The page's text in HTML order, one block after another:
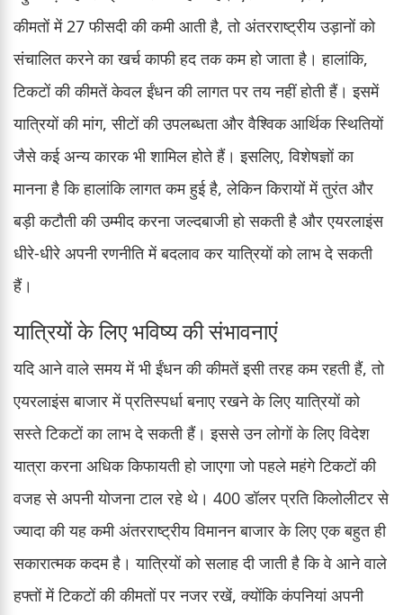
कीमतों में 27 फीसदी की कमी आती है, तो अंतरराष्ट्रीय उड़ानों को
संचालित करने का खर्च काफी हद तक कम हो जाता है। हालांकि,
टिकटों की कीमतें केवल ईंधन की लागत पर तय नहीं होती हैं। इसमें
यात्रियों की मांग, सीटों की उपलब्धता और वैश्विक आर्थिक स्थितियों
जैसे कई अन्य कारक भी शामिल होते हैं। इसलिए, विशेषज्ञों का
मानना है कि हालांकि लागत कम हुई है, लेकिन किरायों में तुरंत और
बड़ी कटौती की उम्मीद करना जल्दबाजी हो सकती है और एयरलाइंस
धीरे-धीरे अपनी रणनीति में बदलाव कर यात्रियों को लाभ दे सकती
हैं।
यात्रियों के लिए भविष्य की संभावनाएं
यदि आने वाले समय में भी ईंधन की कीमतें इसी तरह कम रहती हैं, तो
एयरलाइंस बाजार में प्रतिस्पर्धा बनाए रखने के लिए यात्रियों को
सस्ते टिकटों का लाभ दे सकती हैं। इससे उन लोगों के लिए विदेश
यात्रा करना अधिक किफायती हो जाएगा जो पहले महंगे टिकटों की
वजह से अपनी योजना टाल रहे थे। 400 डॉलर प्रति किलोलीटर से
ज्यादा की यह कमी अंतरराष्ट्रीय विमानन बाजार के लिए एक बहुत ही
सकारात्मक कदम है। यात्रियों को सलाह दी जाती है कि वे आने वाले
हफ्तों में टिकटों की कीमतों पर नजर रखें, क्योंकि कंपनियां अपनी